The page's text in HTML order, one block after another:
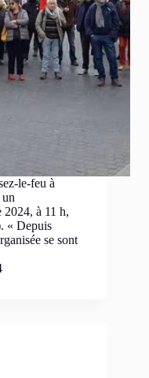
le-feu à
2024, à 11 h,
« Depuis
se sont